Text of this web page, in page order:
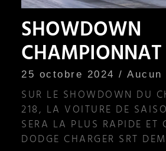
SHOWDOWN
CHAMPIONNAT
25 octobre 2024 Aucun
SUR LE SHOWDOWN DU
218, LA VOITURE DE
SERA LA PLUS RAPIDE ET
DODGE CHARGER SRT